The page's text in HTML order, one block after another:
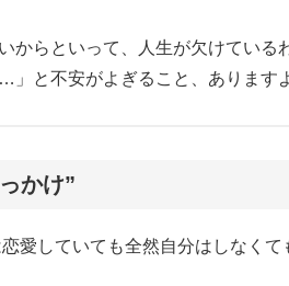
らといって、人生が欠けている
と不安がよぎること、あります
かけ”
愛していても全然自分はしなくて